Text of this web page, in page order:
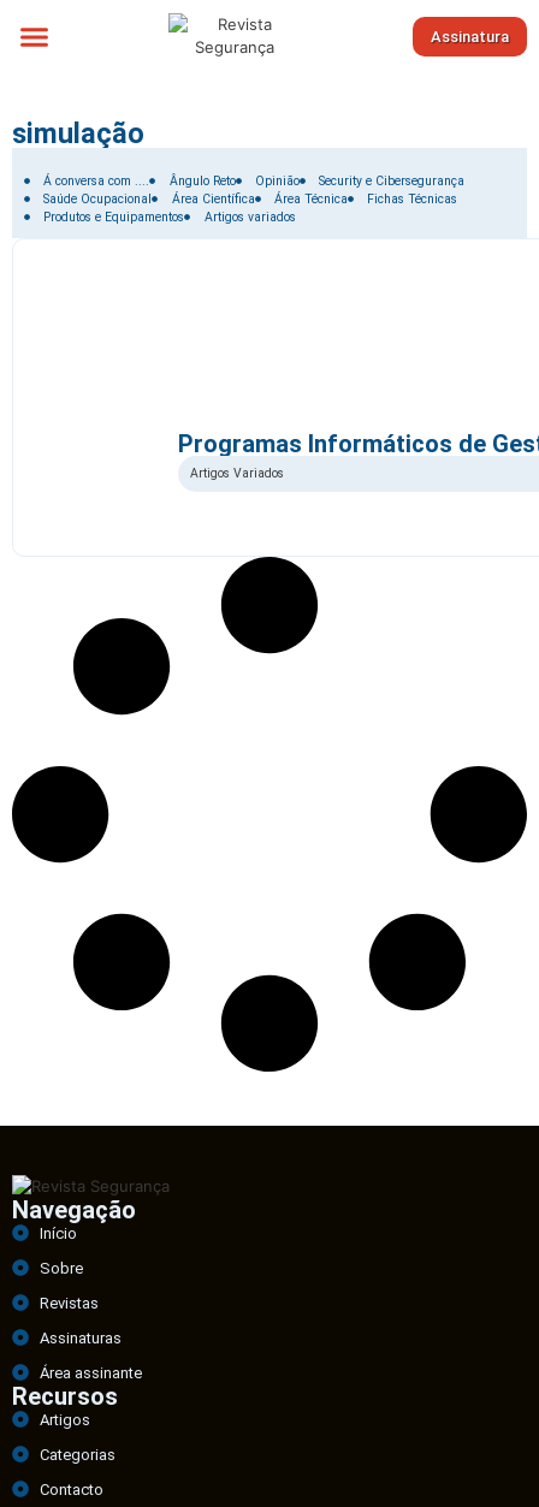
Assinatura
simulação
Filtrar por:
Á conversa com .... Ângulo Reto Opinião
Security e Cibersegurança
Saúde Ocupacional
Área Científica Área Técnica
Fichas Técnicas
Produtos e Equipamentos
Artigos variados
Programas Informáticos de
Artigos Variados
Navegação
Início
Sobre
Revistas
Assinaturas
Área assinante
Recursos
Artigos
Categorias
Contacto